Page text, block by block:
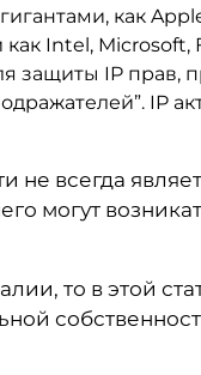
как
Intel, Microsoft,
IP прав,
IP
не всегда
могут
то в этой